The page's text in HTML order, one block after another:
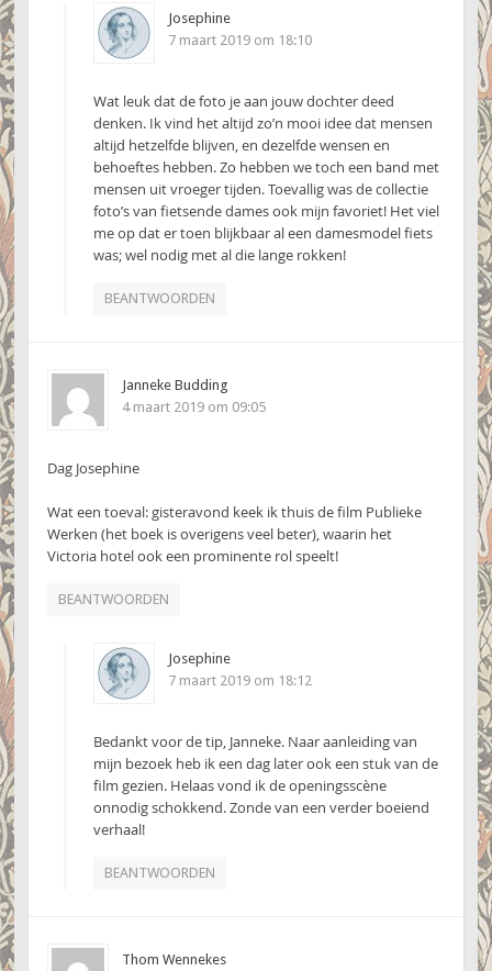
Josephine
7 maart 2019 om 18:10
Wat leuk dat de foto je aan jouw dochter deed
denken. Ik vind het altijd zo’n mooi idee dat mensen
altijd hetzelfde blijven, en dezelfde wensen en
behoeftes hebben. Zo hebben we toch een band met
mensen uit vroeger tijden. Toevallig was de collectie
foto’s van fietsende dames ook mijn favoriet! Het viel
me op dat er toen blijkbaar al een damesmodel fiets
was; wel nodig met al die lange rokken!
BEANTWOORDEN
Janneke Budding
4 maart 2019 om 09:05
Dag Josephine
Wat een toeval: gisteravond keek ik thuis de film Publieke
Werken (het boek is overigens veel beter), waarin het
Victoria hotel ook een prominente rol speelt!
BEANTWOORDEN
Josephine
7 maart 2019 om 18:12
Bedankt voor de tip, Janneke. Naar aanleiding van
mijn bezoek heb ik een dag later ook een stuk van de
film gezien. Helaas vond ik de openingsscène
onnodig schokkend. Zonde van een verder boeiend
verhaal!
BEANTWOORDEN
Thom Wennekes